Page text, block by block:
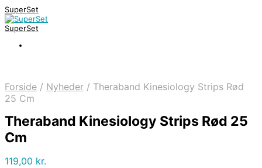
SuperSet
SuperSet
Forside / Nyheder / Theraband Kinesiology Strips Rød
25 Cm
Theraband Kinesiology Strips Rød 25
Cm
119,00 kr.